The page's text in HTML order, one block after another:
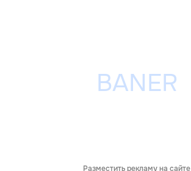
Разместить рекламу на сайте